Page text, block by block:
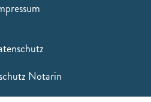
Notarin